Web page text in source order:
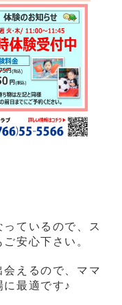
ているので、ス
安心下さい。
えるので、ママ
に最適です♪